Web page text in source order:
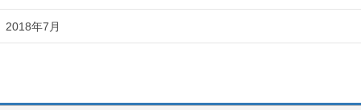
2018年7月